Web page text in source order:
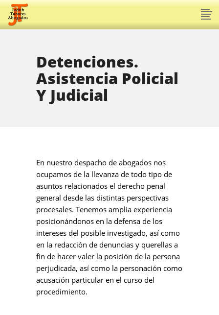
Detenciones.
Asistencia Policial
Y Judicial
En nuestro despacho de abogados nos
ocupamos de la llevanza de todo tipo de
asuntos relacionados el derecho penal
general desde las distintas perspectivas
procesales. Tenemos amplia experiencia
posicionándonos en la defensa de los
intereses del posible investigado, así como
en la redacción de denuncias y querellas a
fin de hacer valer la posición de la persona
perjudicada, así como la personación como
acusación particular en el curso del
procedimiento.